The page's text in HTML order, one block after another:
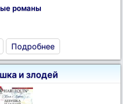
романы
Подробнее
и злодей